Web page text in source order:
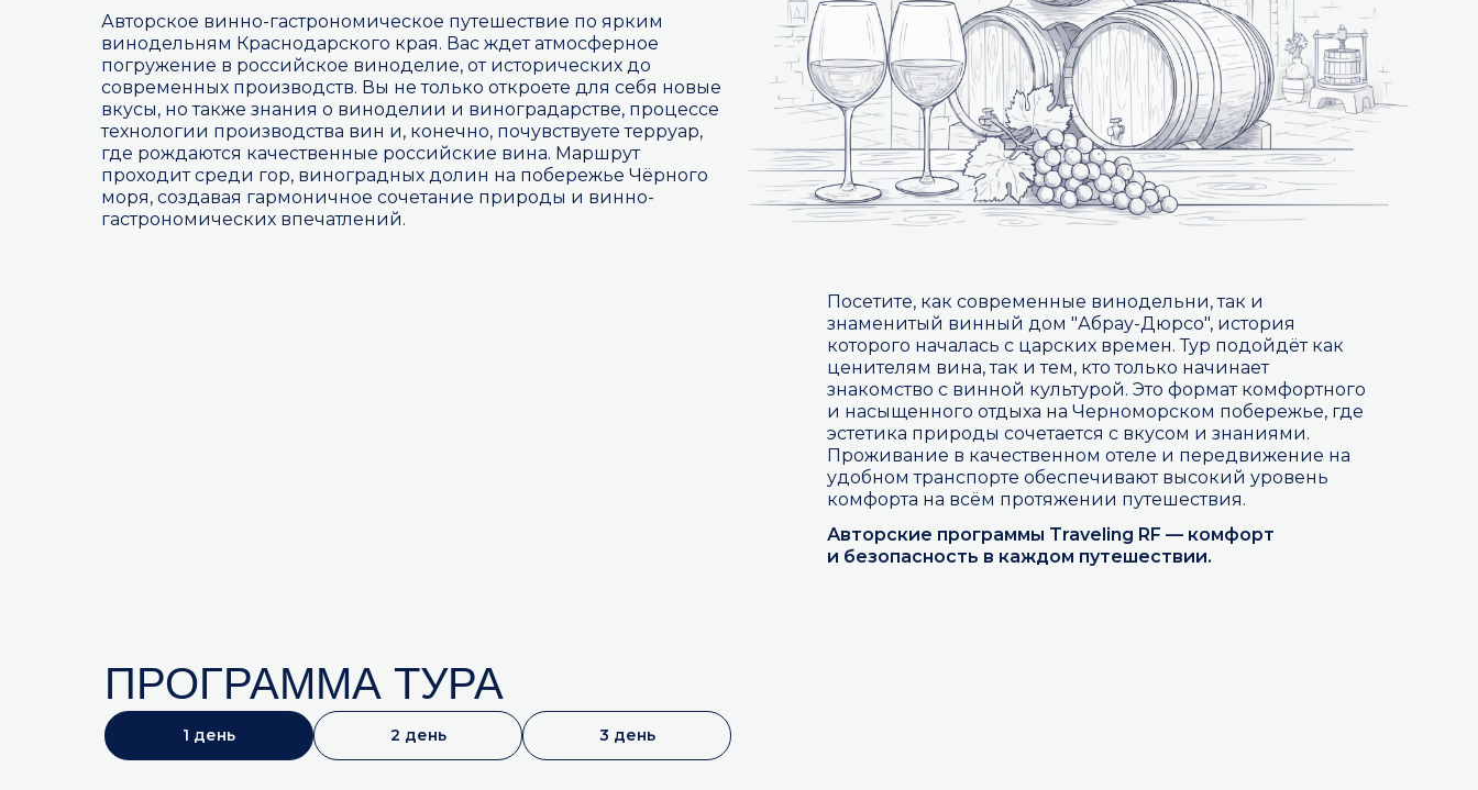
Авторские программы Traveling RF — комфорт
и безопасность в каждом путешествии.
Посетите, как современные винодельни, так и
знаменитый винный дом "Абрау-Дюрсо", история
которого началась с царских времен. Тур подойдёт как
ценителям вина, так и тем, кто только начинает
знакомство с винной культурой. Это формат комфортного
и насыщенного отдыха на Черноморском побережье, где
эстетика природы сочетается с вкусом и знаниями.
Проживание в качественном отеле и передвижение на
удобном транспорте обеспечивают высокий уровень
комфорта на всём протяжении путешествия.
Авторское винно-гастрономическое путешествие по ярким
винодельням Краснодарского края. Вас ждет атмосферное
погружение в российское виноделие, от исторических до
современных производств. Вы не только откроете для себя новые
вкусы, но также знания о виноделии и виноградарстве, процессе
технологии производства вин и, конечно, почувствуете терруар,
где рождаются качественные российские вина. Маршрут
проходит среди гор, виноградных долин на побережье Чёрного
моря, создавая гармоничное сочетание природы и винно-
гастрономических впечатлений.
ПРОГРАММА ТУРА
1 день 2 день 3 день